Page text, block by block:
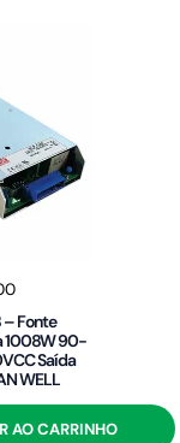
Fonte
1008W 90-
Saída
WELL
AO CARRINHO